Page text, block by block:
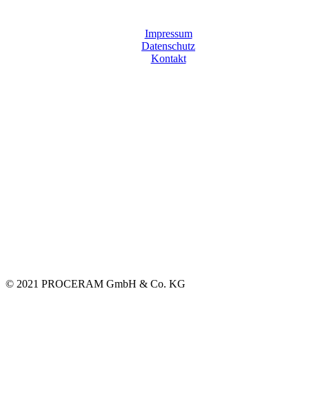
Impressum
Datenschutz
Kontakt
© 2021 PROCERAM GmbH & Co. KG